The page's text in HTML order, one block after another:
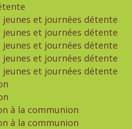
jeunes et journées détente
jeunes et journées détente
jeunes et journées détente
jeunes et journées détente
jeunes et journées détente
à la communion
à la communion